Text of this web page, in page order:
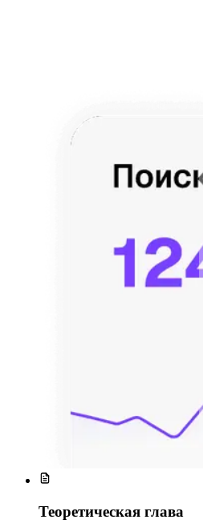
Теоретическая глава